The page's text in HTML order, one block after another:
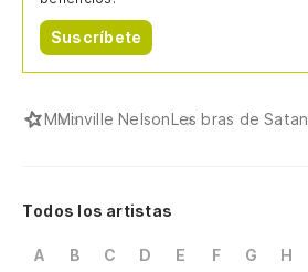
Suscríbete
MMinville NelsonLes bras de Satan
Todos los artistas
A B C D E F G H